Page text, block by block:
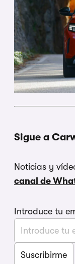
Sigue a
Noticias y
canal de
Introduce tu